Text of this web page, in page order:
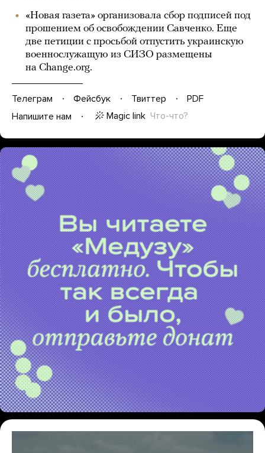
«Новая газета» организовала сбор подписей под
прошением об освобождении Савченко. Еще
две петиции с просьбой отпустить украинскую
военнослужащую из СИЗО размещены
на Change.org.
Телеграм Фейсбук Твиттер
PDF
Напишите нам
Magic link Что-что?